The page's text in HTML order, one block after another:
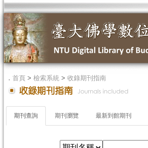
． 首頁 > 檢索系統 > 收錄期刊指南
期刊查詢 期刊瀏覽 最新到館期刊